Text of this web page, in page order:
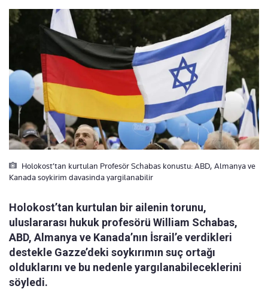
Holokost’tan kurtulan Profesör Schabas konustu: ABD, Almanya ve
Kanada soykirim davasinda yargilanabilir
Holokost’tan kurtulan bir ailenin torunu,
uluslararası hukuk profesörü William Schabas,
ABD, Almanya ve Kanada’nın İsrail’e verdikleri
destekle Gazze’deki soykırımın suç ortağı
olduklarını ve bu nedenle yargılanabileceklerini
söyledi.